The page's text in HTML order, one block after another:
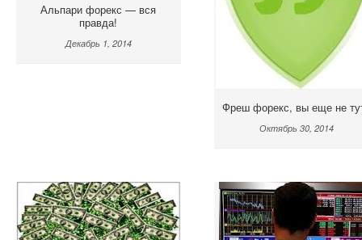
Альпари форекс — вся
правда!
Декабрь 1, 2014
Фреш форекс, вы еще не
Октябрь 30, 2014